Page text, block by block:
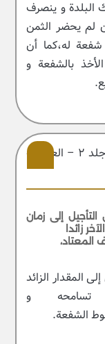
البلدة و ينصرف
لم يحضر الثمن
له،كما أن
بالشفعة و
منهاج الصالحین – جلد ۲ – العبادات
كان التأجيل إلى زمان
زائدا
المعتاد،
المقدار الزائد
تسامحه و
الشفعة.